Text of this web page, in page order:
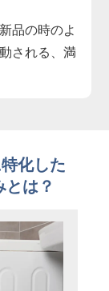
品の時のよ
される、満
化した
とは？